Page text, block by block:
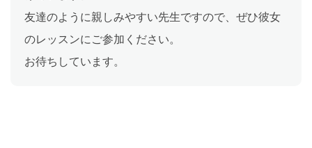
友達のように親しみやすい先生ですので、ぜひ彼女
のレッスンにご参加ください。
お待ちしています。